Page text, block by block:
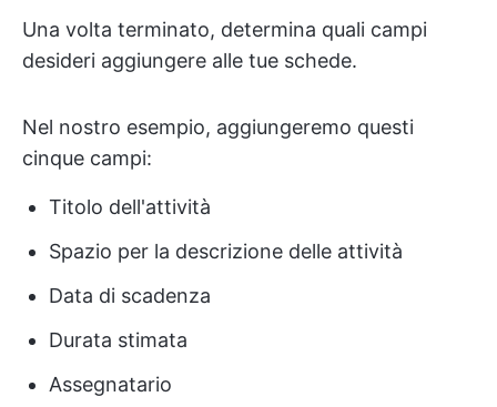
Una volta terminato, determina quali campi
desideri aggiungere alle tue schede.
Nel nostro esempio, aggiungeremo questi
cinque campi:
Titolo dell'attività
Spazio per la descrizione delle attività
Data di scadenza
Durata stimata
Assegnatario